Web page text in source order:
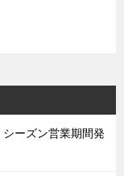
ーズン営業期間発